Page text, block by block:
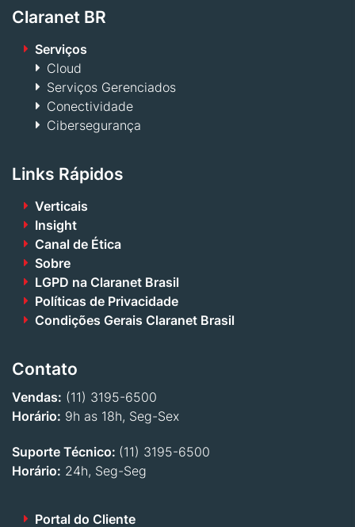
Claranet BR
Serviços
Cloud
Serviços Gerenciados
Conectividade
Cibersegurança
Links Rápidos
Verticais
Insight
Canal de Ética
Sobre
LGPD na Claranet Brasil
Políticas de Privacidade
Condições Gerais Claranet Brasil
Contato
Vendas: (11) 3195-6500
Horário: 9h as 18h, Seg-Sex
Suporte Técnico: (11) 3195-6500
Horário: 24h, Seg-Seg
Portal do Cliente